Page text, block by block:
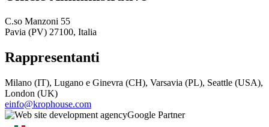
C.so Manzoni 55
Pavia (PV) 27100, Italia
Rappresentanti
Milano (IT), Lugano e Ginevra (CH), Varsavia (PL), Seattle (USA),
London (UK)
einfo@krophouse.com